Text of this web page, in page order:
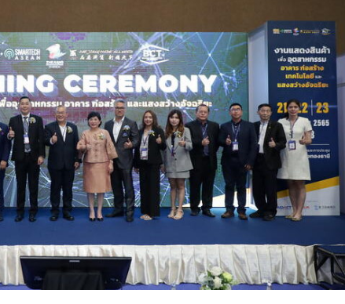
ConstructionThailand
MINING
วารสารเหมืองแร่ : ปีที่ 15
ฉบับที่ 3 พฤษภาคม-
มิถุนายน 2568
July 21, 2025 ConstructionThailand